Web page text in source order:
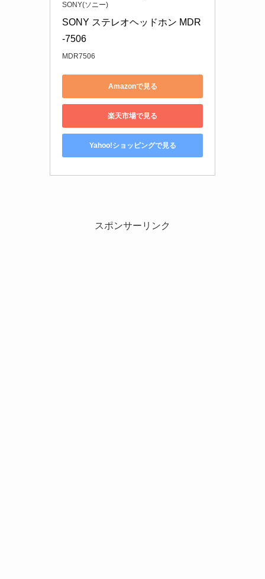
SONY(ソニー)
SONY ステレオヘッドホン MDR
-7506
MDR7506
Amazonで見る
楽天市場で見る
Yahoo!ショッピングで見る
スポンサーリンク